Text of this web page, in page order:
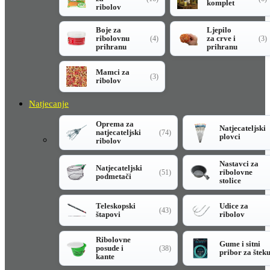
ribolov
komplet
Boje za
ribolovnu
prihranu
(4)
Ljepilo
za crve i
prihranu
(3)
Mamci za
ribolov
(3)
Natjecanje
Oprema za
natjecateljski
ribolov
(74)
Natjecateljski
plovci
Natjecateljski
podmetači
(51)
Nastavci za
ribolovne
stolice
Teleskopski
štapovi
(43)
Udice za
ribolov
Ribolovne
posude i
kante
(38)
Gume i sitni
pribor za šteku